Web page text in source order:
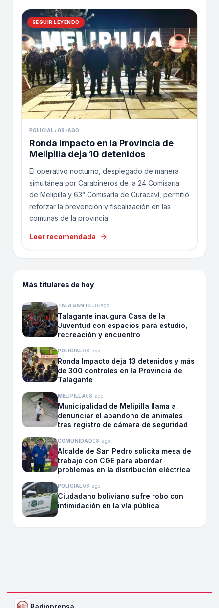
SEGUIR LEYENDO
POLICIAL •08-AGO
Ronda Impacto en la Provincia de
Melipilla deja 10 detenidos
El operativo nocturno, desplegado de manera
simultánea por Carabineros de la 24 Comisaría
de Melipilla y 63° Comisaría de Curacaví, permitió
reforzar la prevención y fiscalización en las
comunas de la provincia.
Leer recomendada
Más titulares de hoy
TALAGANTE08-ago
Talagante inaugura Casa de la
Juventud con espacios para estudio,
recreación y encuentro
POLICIAL 08-ago
Ronda Impacto deja 13 detenidos y más
de 300 controles en la Provincia de
Talagante
MELIPILLA08-ago
Municipalidad de Melipilla llama a
denunciar el abandono de animales
tras registro de cámara de seguridad
COMUNIDAD08-ago
Alcalde de San Pedro solicita mesa de
trabajo con CGE para abordar
problemas en la distribución eléctrica
POLICIAL 08-ago
Ciudadano boliviano sufre robo con
intimidación en la vía pública
Radioprensa